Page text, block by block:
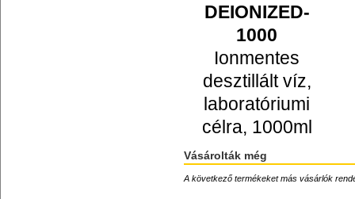
DEIONIZED-
1000
Ionmentes
desztillált víz,
laboratóriumi
célra, 1000ml
Vásárolták még
A következő termékeket más vásárlók